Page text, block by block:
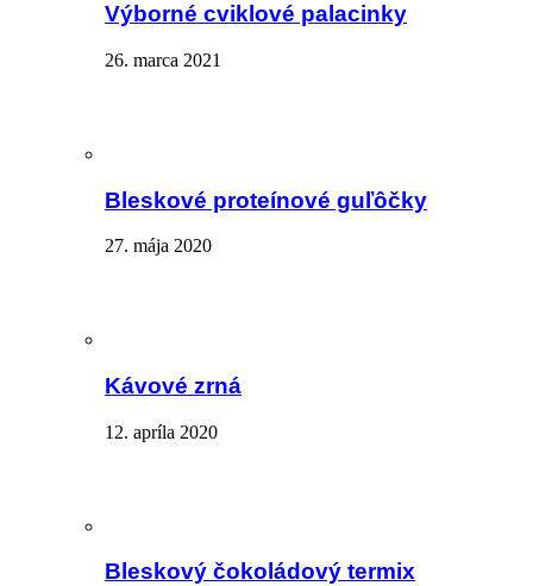
Výborné cviklové palacinky
26. marca 2021
Bleskové proteínové guľôčky
27. mája 2020
Kávové zrná
12. apríla 2020
Bleskový čokoládový termix